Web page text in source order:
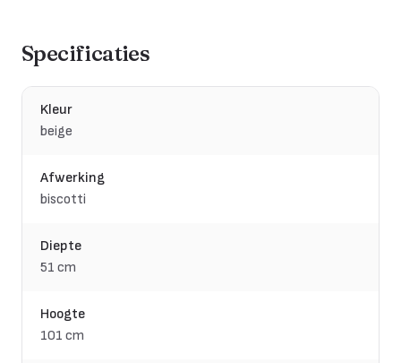
Specificaties
Kleur
beige
Afwerking
biscotti
Diepte
51 cm
Hoogte
101 cm